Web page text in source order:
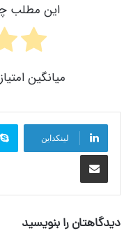
این مطلب
میانگین
لینکداین
اشتراک گذاری با ایمیل
دیدگاهتان را بنویسید